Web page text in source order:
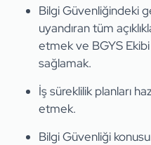
Bilgi Güvenliğindeki
uyandıran tüm
etmek ve BGYS Ekibi
sağlamak.
İş süreklilik planları
etmek.
Bilgi Güvenliği